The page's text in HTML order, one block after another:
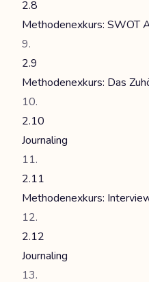
2.8
Methodenexkurs: SWOT
2.9
Methodenexkurs: Das
2.10
Journaling
2.11
Methodenexkurs:
2.12
Journaling